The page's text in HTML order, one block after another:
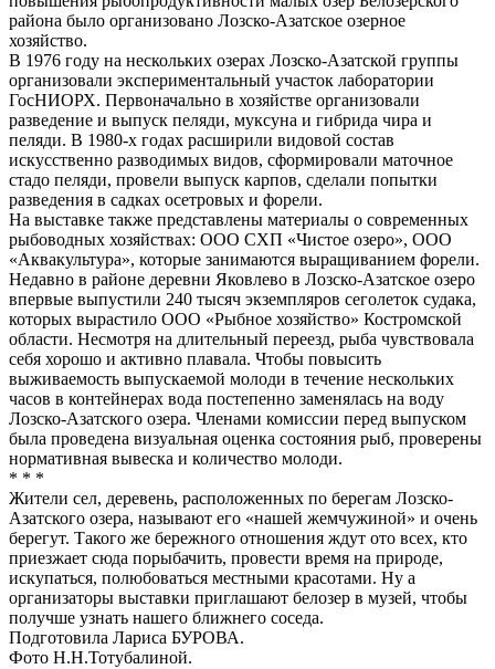
района было организовано Лозско-Азатское озерное
хозяйство.
В 1976 году на нескольких озерах Лозско-Азатской группы
организовали экспериментальный участок лаборатории
ГосНИОРХ. Первоначально в хозяйстве организовали
разведение и выпуск пеляди, муксуна и гибрида чира и
пеляди. В 1980-х годах расширили видовой состав
искусственно разводимых видов, сформировали маточное
стадо пеляди, провели выпуск карпов, сделали попытки
разведения в садках осетровых и форели.
На выставке также представлены материалы о современных
рыбоводных хозяйствах: ООО СХП «Чистое озеро», ООО
«Аквакультура», которые занимаются выращиванием форели.
Недавно в районе деревни Яковлево в Лозско-Азатское озеро
впервые выпустили 240 тысяч экземпляров сеголеток судака,
которых вырастило ООО «Рыбное хозяйство» Костромской
области. Несмотря на длительный переезд, рыба чувствовала
себя хорошо и активно плавала. Чтобы повысить
выживаемость выпускаемой молоди в течение нескольких
часов в контейнерах вода постепенно заменялась на воду
Лозско-Азатского озера. Членами комиссии перед выпуском
была проведена визуальная оценка состояния рыб, проверены
нормативная вывеска и количество молоди.
* * *
Жители сел, деревень, расположенных по берегам Лозско-
Азатского озера, называют его «нашей жемчужиной» и очень
берегут. Такого же бережного отношения ждут ото всех, кто
приезжает сюда порыбачить, провести время на природе,
искупаться, полюбоваться местными красотами. Ну а
организаторы выставки приглашают белозер в музей, чтобы
получше узнать нашего ближнего соседа.
Подготовила Лариса БУРОВА.
Фото Н.Н.Тотубалиной.